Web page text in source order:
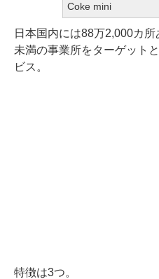
Coke mini
日本国内には88万2,000カ
未満の事業所をターゲット
ビス。
特徴は3つ。